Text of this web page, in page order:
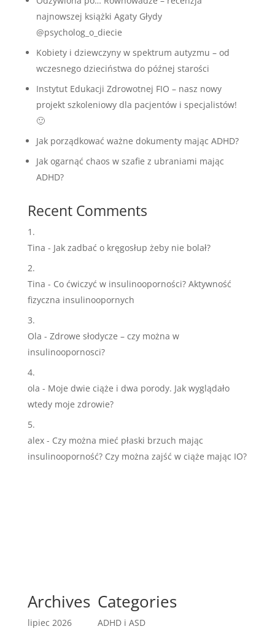
najnowszej książki Agaty Głydy
@psycholog_o_diecie
Kobiety i dziewczyny w spektrum autyzmu – od
wczesnego dzieciństwa do późnej starości
Instytut Edukacji Zdrowotnej FIO – nasz nowy
projekt szkoleniowy dla pacjentów i specjalistów!
🙂
Jak porządkować ważne dokumenty mając ADHD?
Jak ogarnąć chaos w szafie z ubraniami mając
ADHD?
Recent Comments
Tina - Jak zadbać o kręgosłup żeby nie bolał?
Tina - Co ćwiczyć w insulinooporności? Aktywność
fizyczna insulinoopornych
Ola - Zdrowe słodycze – czy można w
insulinoopornosci?
ola - Moje dwie ciąże i dwa porody. Jak wyglądało
wtedy moje zdrowie?
alex- Czy można mieć płaski brzuch mając
insulinooporność? Czy można zajść w ciąże mając IO?
Archives
lipiec 2026
Categories
ADHD i ASD